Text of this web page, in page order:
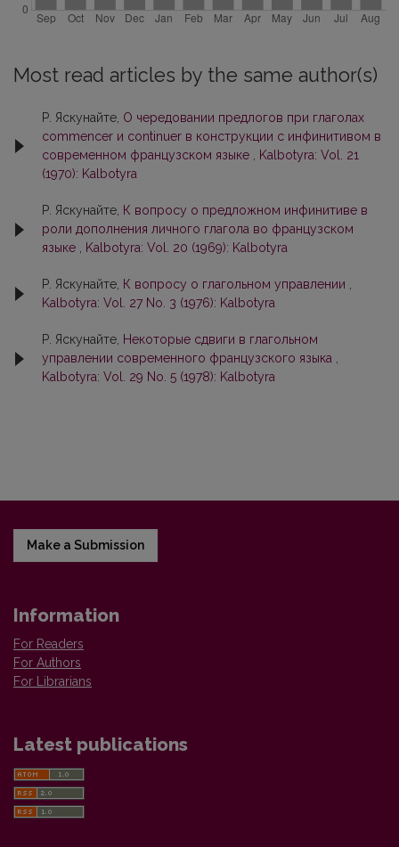
Most read articles by the same author(s)
Р. Яскунайте, О чередовании предлогов при глаголах
commencer и continuer в конструкции с инфинитивом в
современном французском языке
Kalbotyra: Vol. 21
(1970): Kalbotyra
Р. Яскунайте, К вопросу о предложном инфинитиве в
роли дополнения личного глагола во французском
языке
Kalbotyra: Vol. 20 (1969): Kalbotyra
Р. Яскунайте, К вопросу о глагольном управлении
Kalbotyra: Vol. 27 No. 3 (1976): Kalbotyra
Р. Яскунайте, Некоторые сдвиги в глагольном
управлении современного французского языка
Kalbotyra: Vol. 29 No. 5 (1978): Kalbotyra
Make a Submission
Information
For Readers
For Authors
For Librarians
Latest publications